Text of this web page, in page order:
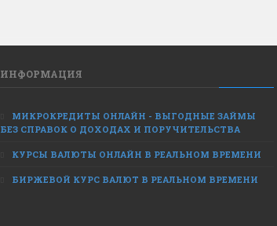
ИНФОРМАЦИЯ
МИКРОКРЕДИТЫ ОНЛАЙН - ВЫГОДНЫЕ ЗАЙМЫ
БЕЗ СПРАВОК О ДОХОДАХ И ПОРУЧИТЕЛЬСТВА
КУРСЫ ВАЛЮТЫ ОНЛАЙН В РЕАЛЬНОМ ВРЕМЕНИ
БИРЖЕВОЙ КУРС ВАЛЮТ В РЕАЛЬНОМ ВРЕМЕНИ